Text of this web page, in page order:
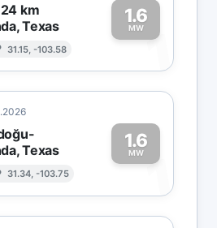
km
Texas
31.15, -103.58
1.6
MW1
Texas
31.34, -103.75
1.6
MW1